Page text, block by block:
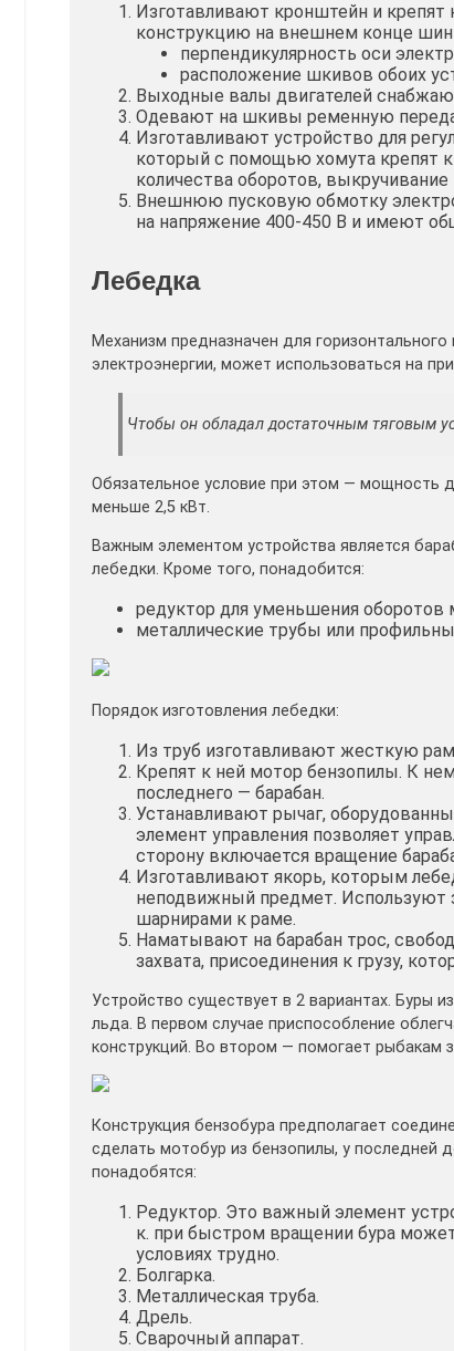
Изготавливают кронштейн и крепят
конструкцию на внешнем конце
перпендикулярность оси
расположение шкивов обоих
Выходные валы двигателей
Одевают на шкивы ременную
Изготавливают устройство для
который с помощью хомута крепят к
количества оборотов,
Внешнюю пусковую обмотку
на напряжение 400-450 В и имеют
Лебедка
Механизм предназначен для
электроэнергии, может использоваться на
Чтобы он обладал достаточным тяговым
Обязательное условие при этом — мощность
меньше 2,5 кВт.
Важным элементом устройства является
лебедки. Кроме того, понадобится:
редуктор для уменьшения оборотов
металлические трубы или
Порядок изготовления лебедки:
Из труб изготавливают жесткую
Крепят к ней мотор бензопилы. К
последнего — барабан.
Устанавливают рычаг,
элемент управления позволяет
сторону включается вращение
Изготавливают якорь, которым
неподвижный предмет. Используют
шарнирами к раме.
Наматывают на барабан трос,
захвата, присоединения к грузу,
Устройство существует в 2 вариантах. Буры
льда. В первом случае приспособление
конструкций. Во втором — помогает рыбакам
Конструкция бензобура предполагает
сделать мотобур из бензопилы, у
понадобятся:
Редуктор. Это важный элемент
к. при быстром вращении бура
условиях трудно.
Болгарка.
Металлическая труба.
Дрель.
Сварочный аппарат.